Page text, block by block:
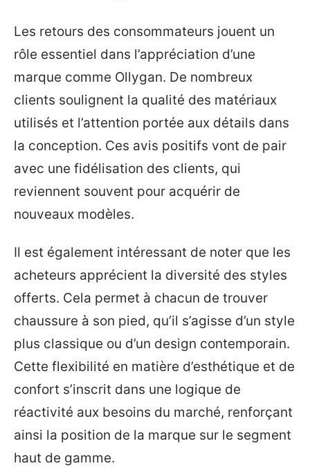
Les retours des consommateurs jouent un
rôle essentiel dans l’appréciation d’une
marque comme Ollygan. De nombreux
clients soulignent la qualité des matériaux
utilisés et l’attention portée aux détails dans
la conception. Ces avis positifs vont de pair
avec une fidélisation des clients, qui
reviennent souvent pour acquérir de
nouveaux modèles.
Il est également intéressant de noter que les
acheteurs apprécient la diversité des styles
offerts. Cela permet à chacun de trouver
chaussure à son pied, qu’il s’agisse d’un style
plus classique ou d’un design contemporain.
Cette flexibilité en matière d’esthétique et de
confort s’inscrit dans une logique de
réactivité aux besoins du marché, renforçant
ainsi la position de la marque sur le segment
haut de gamme.